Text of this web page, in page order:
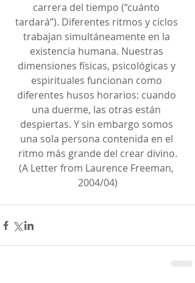
carrera del tiempo (“cuánto
tardará”). Diferentes ritmos y ciclos
trabajan simultáneamente en la
existencia humana. Nuestras
dimensiones físicas, psicológicas y
espirituales funcionan como
diferentes husos horarios: cuando
una duerme, las otras están
despiertas. Y sin embargo somos
una sola persona contenida en el
ritmo más grande del crear divino.
(A Letter from Laurence Freeman,
2004/04)